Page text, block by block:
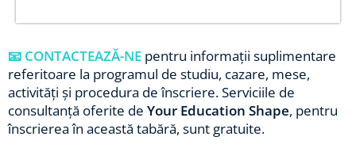
📧 CONTACTEAZĂ-NE pentru informații suplimentare
referitoare la programul de studiu, cazare, mese,
activități și procedura de înscriere. Serviciile de
consultanță oferite de Your Education Shape, pentru
înscrierea în această tabără, sunt gratuite.